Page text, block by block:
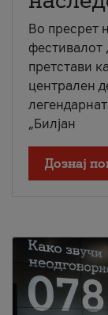
Во пресрет
фестивалот
претстави
централен
„Билјан
Дознај